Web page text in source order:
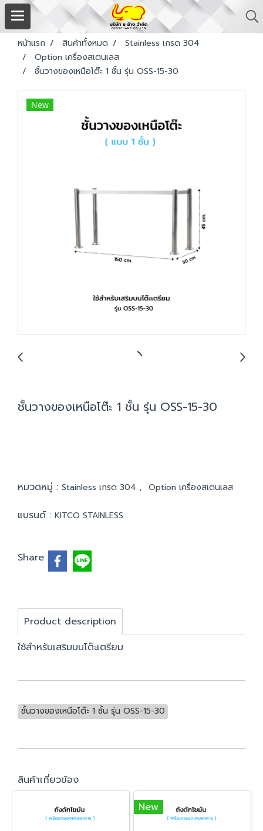
หน้าแรก สินค้าทั้งหมด
Stainless เกรด 304
Option เครื่องสเตนเลส
ชั้นวางของเหนือโต๊ะ 1 ชั้น รุ่น OSS-15-30
New
ชั้นวางของเหนือโต๊ะ 1 ชั้น รุ่น OSS-15-30
หมวดหมู่ : Stainless เกรด 304 , Option เครื่องสเตนเลส
แบรนด์ : KITCO STAINLESS
Share
Product description
ใช้สำหรับเสริมบนโต๊ะเตรียม
ชั้นวางของเหนือโต๊ะ 1 ชั้น รุ่น OSS-15-30
สินค้าเกี่ยวข้อง
New